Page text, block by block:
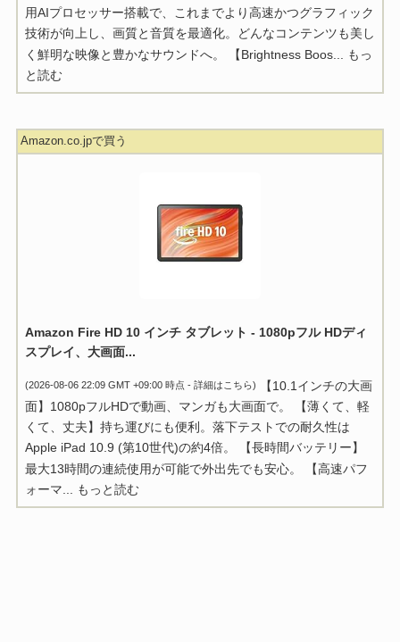
用AIプロセッサー搭載で、これまでより高速かつグラフィック
技術が向上し、画質と音質を最適化。どんなコンテンツも美し
く鮮明な映像と豊かなサウンドへ。 【Brightness Boos...
もっ
と読む
Amazon.co.jpで買う
Amazon Fire HD 10 インチ タブレット - 1080pフル HDディ
スプレイ、大画面...
(2026-08-06 22:09 GMT +09:00 時点 - 詳細はこちら)
【10.1インチの大画
面】1080pフルHDで動画、マンガも大画面で。 【薄くて、軽
くて、丈夫】持ち運びにも便利。落下テストでの耐久性は
Apple iPad 10.9 (第10世代)の約4倍。 【長時間バッテリー】
最大13時間の連続使用が可能で外出先でも安心。 【高速パフ
ォーマ...
もっと読む